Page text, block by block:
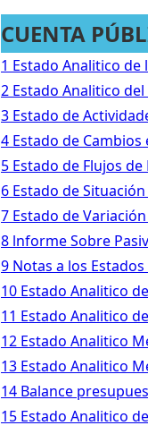
CUENTA
1 Estado Analitico de
2 Estado Analitico del
3 Estado de
4 Estado de
5 Estado de Flujos de
6 Estado de
7 Estado de
8 lnforme Sobre
9 Notas a los
10 Estado Analitico
11 Estado Analitico
12 Estado Analitico
13 Estado Analitico
14 Balance
15 Estado Analitico